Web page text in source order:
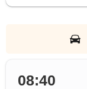
08:40